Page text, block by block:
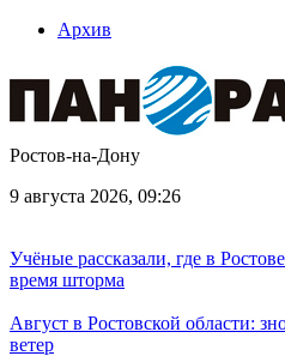
Архив
Ростов-на-Дону
9 августа 2026, 09:26
Учёные рассказали, где в
время шторма
Август в Ростовской области:
ветер